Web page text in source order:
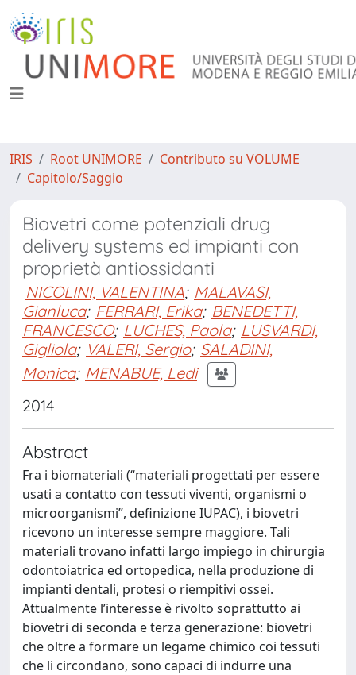
IRIS Root UNIMORE
Contributo su VOLUME
Capitolo/Saggio
Biovetri come potenziali drug
delivery systems ed impianti con
proprietà antiossidanti
NICOLINI, VALENTINA; MALAVASI,
Gianluca; FERRARI, Erika; BENEDETTI,
FRANCESCO; LUCHES, Paola; LUSVARDI,
Gigliola; VALERI, Sergio; SALADINI,
Monica; MENABUE, Ledi
2014
Abstract
Fra i biomateriali (“materiali progettati per essere
usati a contatto con tessuti viventi, organismi o
microorganismi”, definizione IUPAC), i biovetri
ricevono un interesse sempre maggiore. Tali
materiali trovano infatti largo impiego in chirurgia
odontoiatrica ed ortopedica, nella produzione di
impianti dentali, protesi o riempitivi ossei.
Attualmente l’interesse è rivolto soprattutto ai
biovetri di seconda e terza generazione: biovetri
che oltre a formare un legame chimico coi tessuti
che li circondano, sono capaci di indurre una